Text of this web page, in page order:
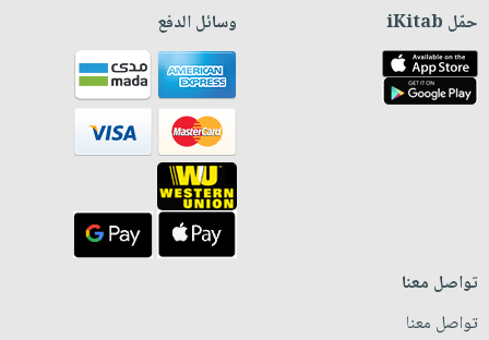
حمّل iKitab وسائل الدفع
تواصل معنا
تواصل معنا